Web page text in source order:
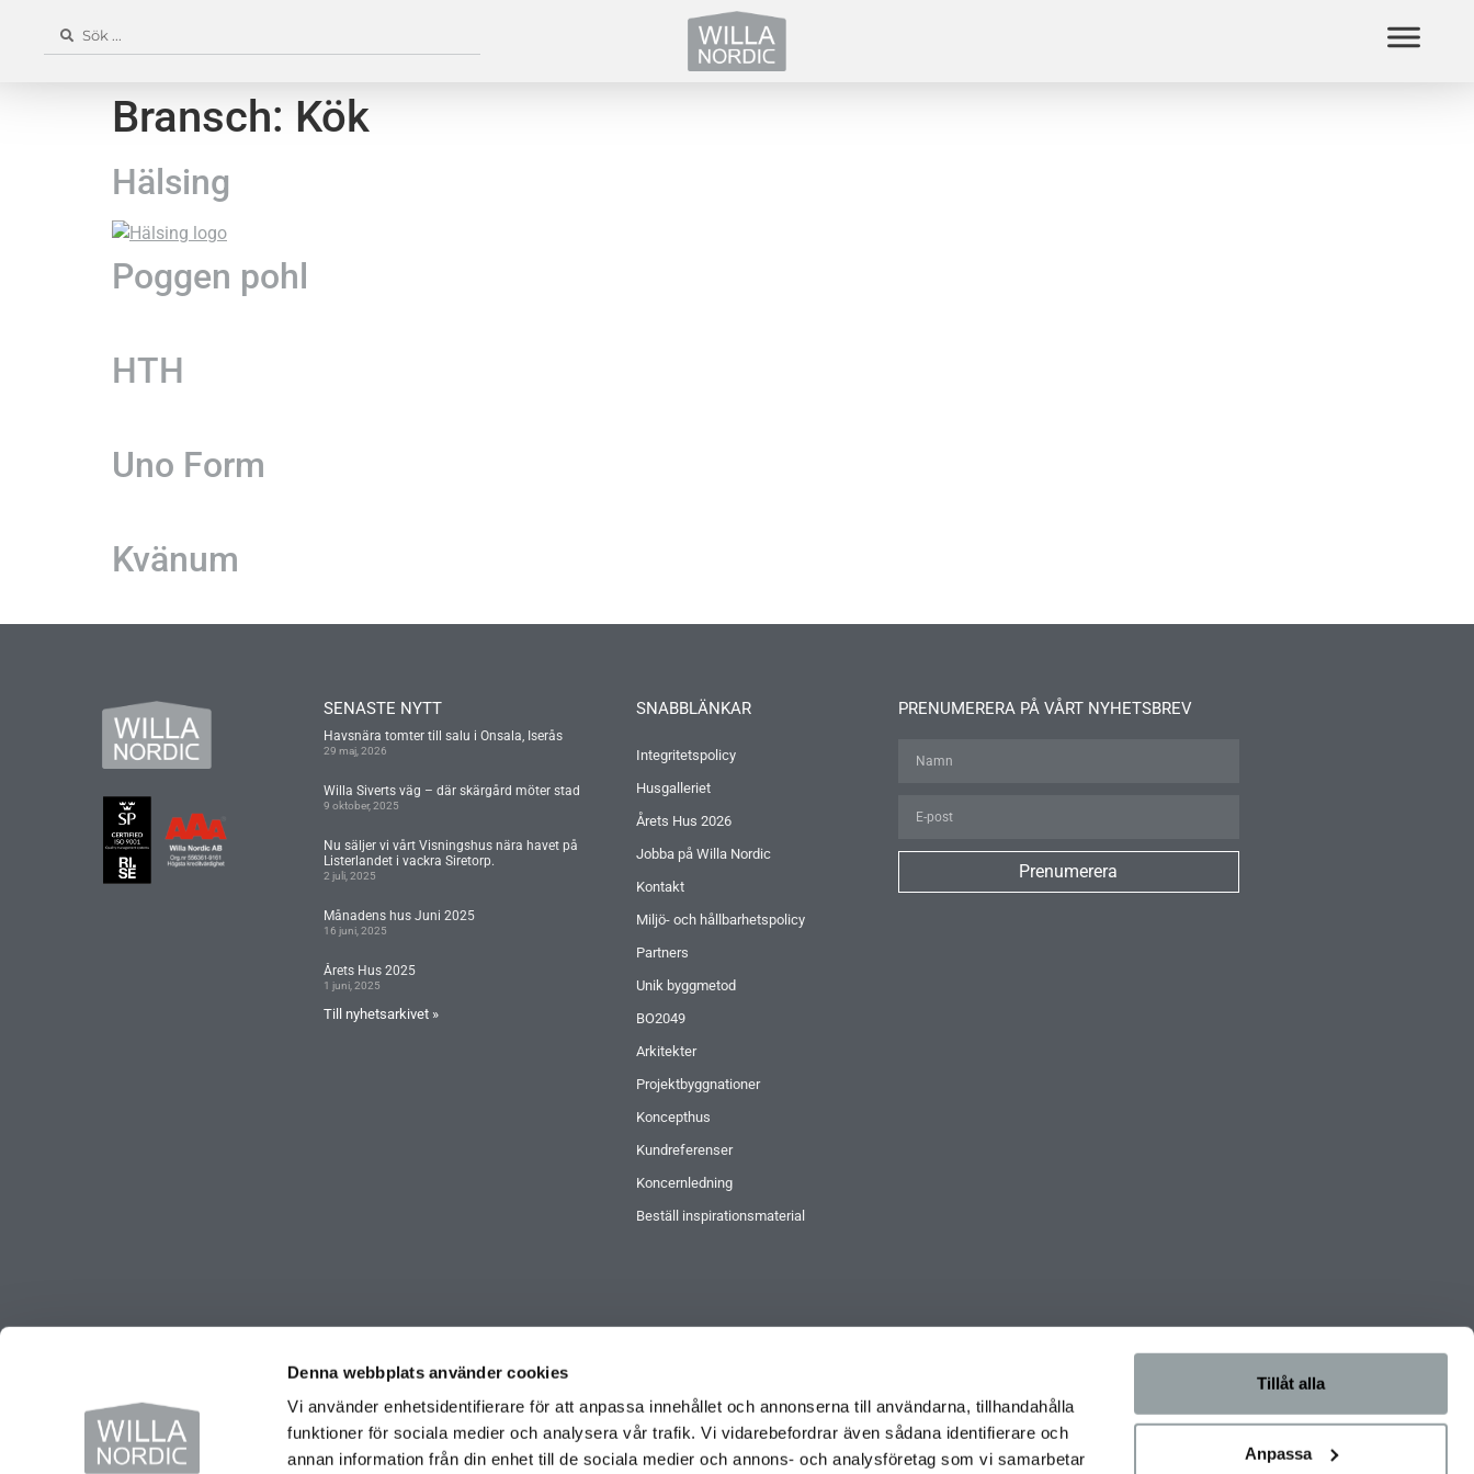
Denna webbplats använder cookies
Vi använder enhetsidentifierare för att anpassa innehållet och annonserna till användarna, tillhandahålla
funktioner för sociala medier och analysera vår trafik. Vi vidarebefordrar även sådana identifierare och
annan information från din enhet till de sociala medier och annons- och analysföretag som vi samarbetar
Tillåt alla
Anpassa
Bransch: Kök
Hälsing
Poggen pohl
HTH
Uno Form
Kvänum
SENASTE NYTT
Havsnära tomter till salu i Onsala, Iserås
29 maj, 2026
Willa Siverts väg – där skärgård möter stad
9 oktober, 2025
Nu säljer vi vårt Visningshus nära havet på
Listerlandet i vackra Siretorp.
2 juli, 2025
Månadens hus Juni 2025
16 juni, 2025
Årets Hus 2025
1 juni, 2025
Till nyhetsarkivet »
SNABBLÄNKAR
Integritetspolicy
Husgalleriet
Årets Hus 2026
Jobba på Willa Nordic
Kontakt
Miljö- och hållbarhetspolicy
Partners
Unik byggmetod
BO2049
Arkitekter
Projektbyggnationer
Koncepthus
Kundreferenser
Koncernledning
Beställ inspirationsmaterial
PRENUMERERA PÅ VÅRT NYHETSBREV
Prenumerera
© Copyright 2026 Willa Nordic AB | All Rights Reserved